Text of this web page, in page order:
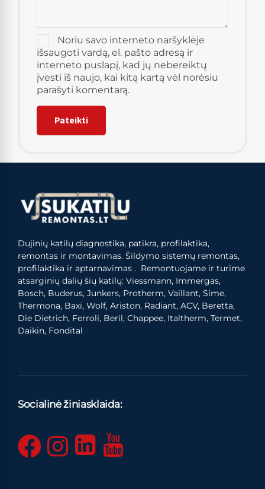
Noriu savo interneto naršyklėje
išsaugoti vardą, el. pašto adresą ir
interneto puslapį, kad jų nebereiktų
įvesti iš naujo, kai kitą kartą vėl norėsiu
parašyti komentarą.
Dujinių katilų diagnostika, patikra, profilaktika,
remontas ir montavimas. Šildymo sistemų remontas,
profilaktika ir aptarnavimas . Remontuojame ir turime
atsarginių dalių šių katilų: Viessmann, Immergas,
Bosch, Buderus, Junkers, Protherm, Vaillant, Sime,
Thermona, Baxi, Wolf, Ariston, Radiant, ACV, Beretta,
Die Dietrich, Ferroli, Beril, Chappee, Italtherm, Termet,
Daikin, Fondital
Socialinė žiniasklaida: